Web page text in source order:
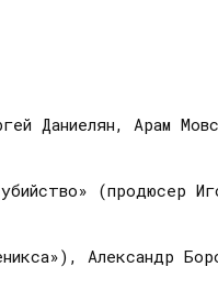
Даниелян, Арам
(продюсер
Александр